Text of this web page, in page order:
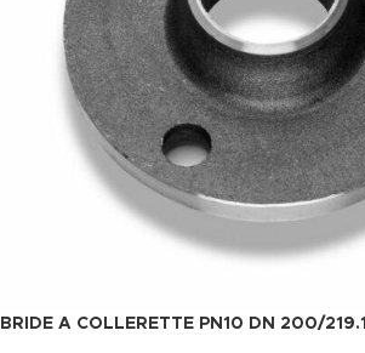
BRIDE A COLLERETTE PN10 DN 200/219.1